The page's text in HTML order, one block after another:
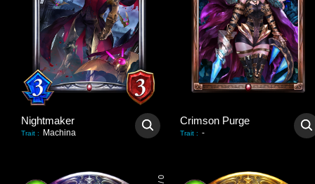
Nightmaker
Trait : Machina
Crimson Purge
Trait : -
0
/